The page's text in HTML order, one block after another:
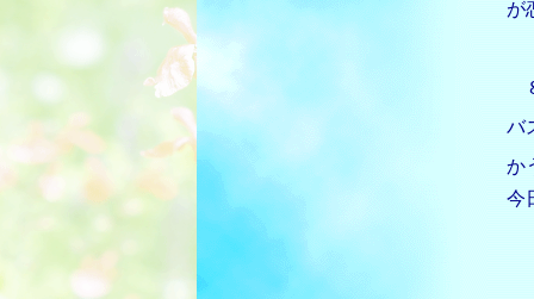
が
バ
か
今